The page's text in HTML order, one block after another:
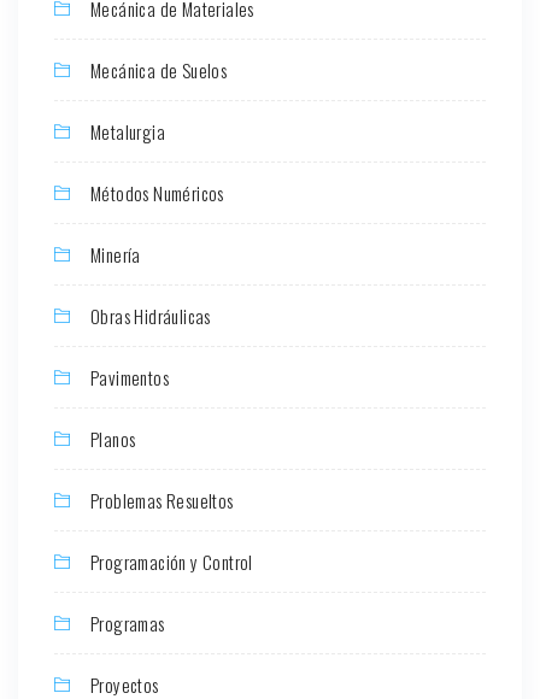
Mecánica de Materiales
Mecánica de Suelos
Metalurgia
Métodos Numéricos
Minería
Obras Hidráulicas
Pavimentos
Planos
Problemas Resueltos
Programación y Control
Programas
Proyectos